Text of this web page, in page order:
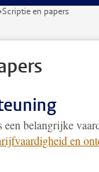
Scriptie en papers
een belangrijke
en